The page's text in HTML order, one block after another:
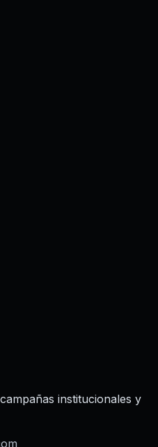
institucionales y